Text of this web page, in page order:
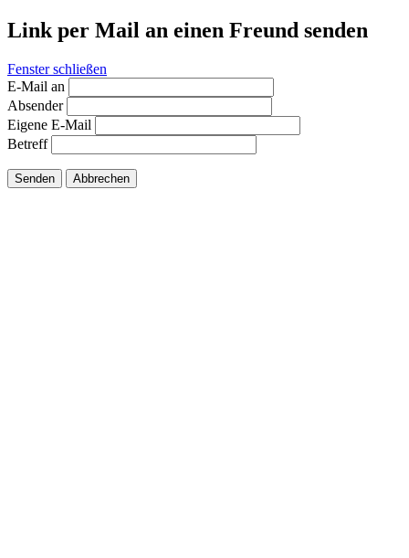
Link per Mail an einen Freund senden
Fenster schließen
E-Mail an
Absender
Eigene E-Mail
Betreff
Senden Abbrechen